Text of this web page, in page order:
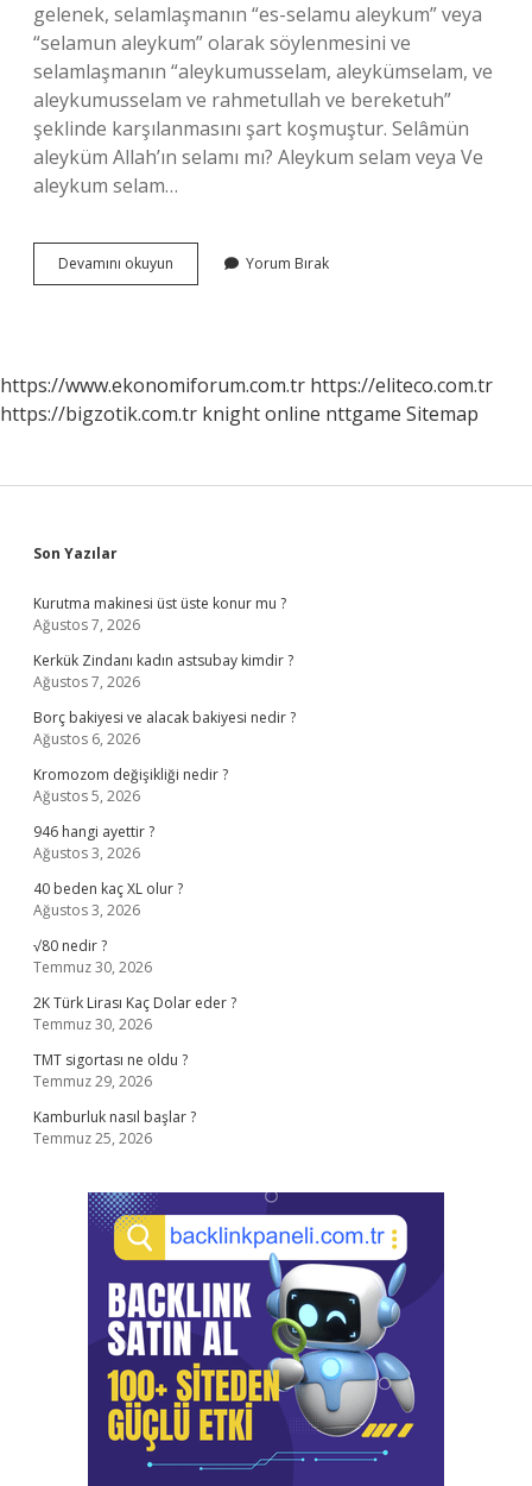
gelenek, selamlaşmanın “es-selamu aleykum” veya
“selamun aleykum” olarak söylenmesini ve
selamlaşmanın “aleykumusselam, aleykümselam, ve
aleykumusselam ve rahmetullah ve bereketuh”
şeklinde karşılanmasını şart koşmuştur. Selâmün
aleyküm Allah’ın selamı mı? Aleykum selam veya Ve
aleykum selam…
Devamını okuyun Aleyküm
Selam
Yorum Bırak
https://www.ekonomiforum.com.tr https://eliteco.com.tr
https://bigzotik.com.tr knight online nttgame Sitemap
Sidebar
Son Yazılar
Kurutma makinesi üst üste konur mu ?
Ağustos 7, 2026
Kerkük Zindanı kadın astsubay kimdir ?
Ağustos 7, 2026
Borç bakiyesi ve alacak bakiyesi nedir ?
Ağustos 6, 2026
Kromozom değişikliği nedir ?
Ağustos 5, 2026
946 hangi ayettir ?
Ağustos 3, 2026
40 beden kaç XL olur ?
Ağustos 3, 2026
√80 nedir ?
Temmuz 30, 2026
2K Türk Lirası Kaç Dolar eder ?
Temmuz 30, 2026
TMT sigortası ne oldu ?
Temmuz 29, 2026
Kamburluk nasıl başlar ?
Temmuz 25, 2026